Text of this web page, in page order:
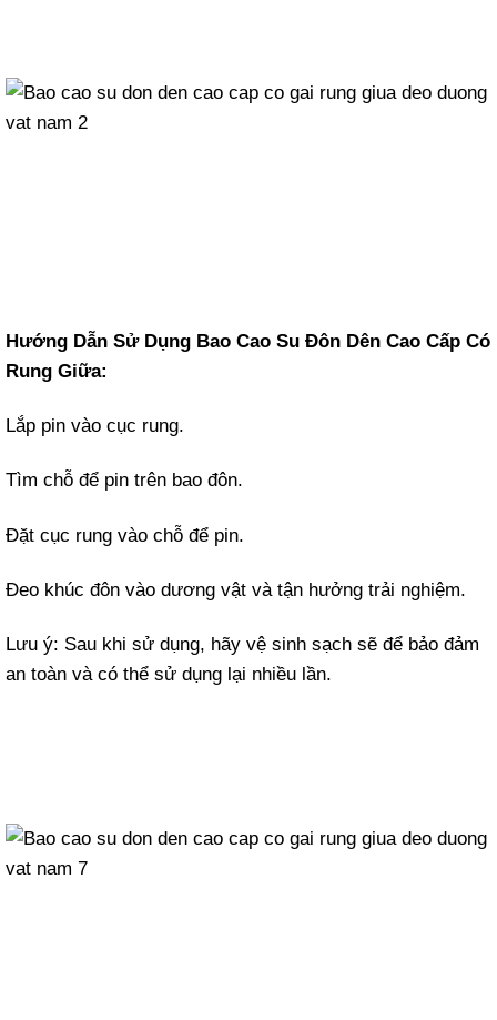
Hướng Dẫn Sử Dụng Bao Cao Su Đôn Dên Cao Cấp Có
Rung Giữa:
Lắp pin vào cục rung.
Tìm chỗ để pin trên bao đôn.
Đặt cục rung vào chỗ để pin.
Đeo khúc đôn vào dương vật và tận hưởng trải nghiệm.
Lưu ý: Sau khi sử dụng, hãy vệ sinh sạch sẽ để bảo đảm
an toàn và có thể sử dụng lại nhiều lần.